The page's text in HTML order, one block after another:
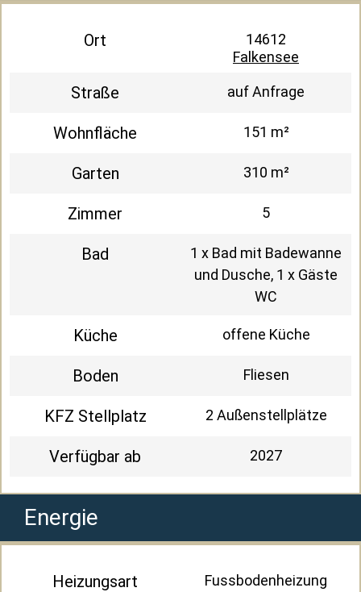
Ort
14612
Falkensee
Straße auf Anfrage
Wohnfläche 151 m²
Garten 310 m²
Zimmer 5
Bad
1 x Bad mit Badewanne
und Dusche, 1 x Gäste
WC
Küche offene Küche
Boden Fliesen
KFZ Stellplatz 2 Außenstellplätze
Verfügbar ab 2027
Energie
Heizungsart Fussbodenheizung